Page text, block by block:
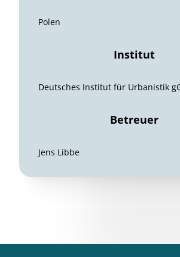
Polen
Institut
Deutsches Institut für Urbanistik
Betreuer
Jens Libbe